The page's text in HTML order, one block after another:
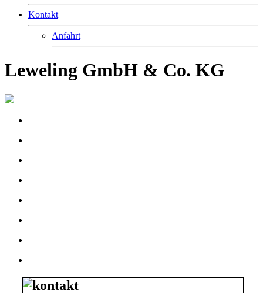
Kontakt
Anfahrt
Leweling GmbH & Co. KG